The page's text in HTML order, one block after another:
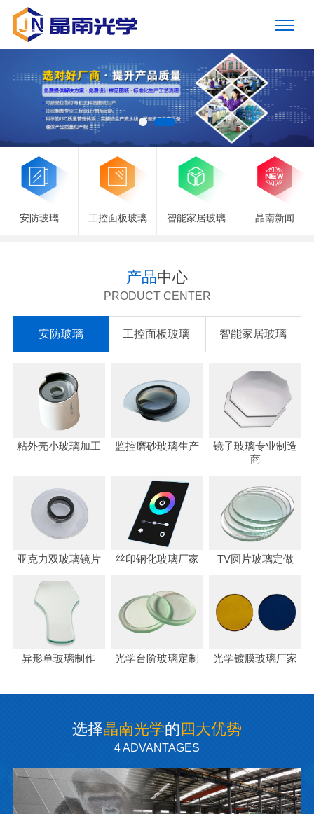
安防玻璃 工控面板玻璃 智能家居玻璃 晶南新闻
产品中心
PRODUCT CENTER
安防玻璃 工控面板玻璃 智能家居玻璃
粘外壳小玻璃加工 监控磨砂玻璃生产
镜子玻璃专业制造
商
亚克力双玻璃镜片 丝印钢化玻璃厂家 TV圆片玻璃定做
异形单玻璃制作 光学台阶玻璃定制 光学镀膜玻璃厂家
选择晶南光学的 四大优势
4 ADVANTAGES